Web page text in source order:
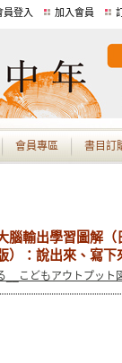
員登入 加入會員
會員專區 書目訂
腦輸出學習圖解
）：說出來、寫
__こどもアウトプット